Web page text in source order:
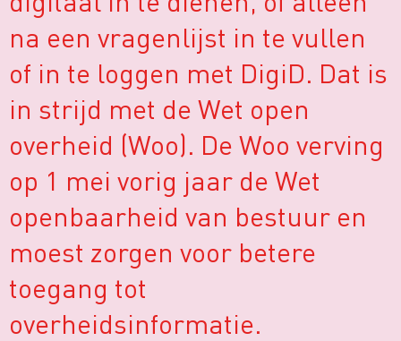
na een vragenlijst in te vullen
of in te loggen met DigiD. Dat is
in strijd met de Wet open
overheid (Woo). De Woo verving
op 1 mei vorig jaar de Wet
openbaarheid van bestuur en
moest zorgen voor betere
toegang tot
overheidsinformatie.